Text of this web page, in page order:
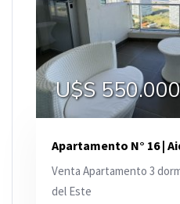
U$S 550.000
Apartamento N° 16 |
Venta Apartamento 3
del Este